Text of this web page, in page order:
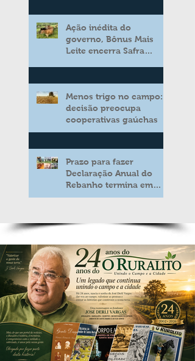
Ação inédita do
governo, Bônus Mais
Leite encerra Safra
aos produtores de leite
Menos trigo no campo:
decisão preocupa
cooperativas gaúchas
Prazo para fazer
Declaração Anual do
Rebanho termina em
duas semanas